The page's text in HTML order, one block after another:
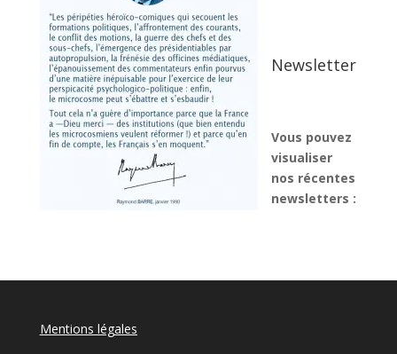
Newsletter
Vous pouvez
visualiser
nos récentes
newsletters :
Mentions légales